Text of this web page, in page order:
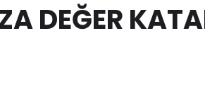
DEĞER